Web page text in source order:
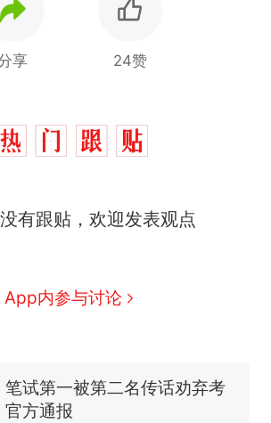
享 24赞
有跟贴，欢迎发表观点
App内参与讨论
么？
新
费大厨“全国小炒肉大王”称
窝，原地守1天等它长大：挖了
来源：参考消息）
那个在床头放菜刀的女孩，因
热 制裁瓜子饺子，美国怕什
么？